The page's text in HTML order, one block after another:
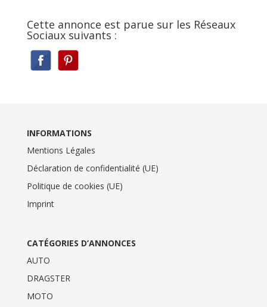
Cette annonce est parue sur les Réseaux
Sociaux suivants :
INFORMATIONS
Mentions Légales
Déclaration de confidentialité (UE)
Politique de cookies (UE)
Imprint
CATÉGORIES D’ANNONCES
AUTO
DRAGSTER
MOTO